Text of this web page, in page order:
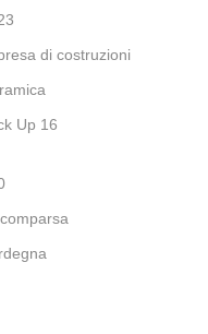
di costruzioni
Up 16